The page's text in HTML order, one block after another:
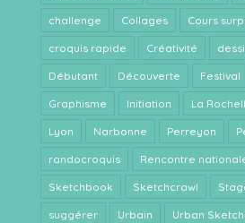
challenge Collages Cours
croquis rapide Créativité
Débutant Découverte Festival
Graphisme Initiation La
Lyon Narbonne Perreyon
randocroquis Rencontre
Sketchbook Sketchcrawl
suggérer Urbain Urban